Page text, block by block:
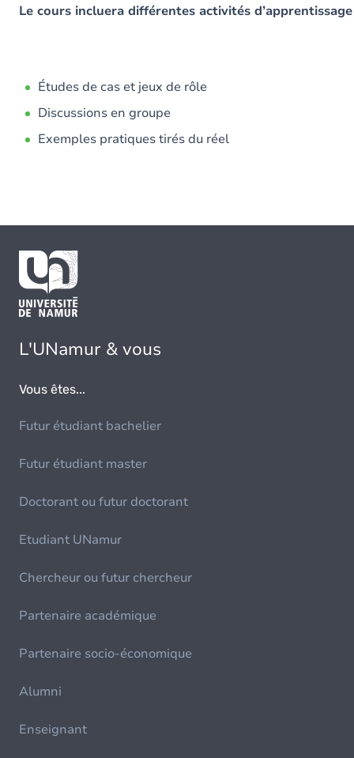
Le cours incluera différentes activités
Études de cas et jeux de rôle
Discussions en groupe
Exemples pratiques tirés du réel
L'UNamur & vous
Vous êtes...
Futur étudiant bachelier
Futur étudiant master
Doctorant ou futur doctorant
Etudiant UNamur
Chercheur ou futur chercheur
Partenaire académique
Partenaire socio-économique
Alumni
Enseignant